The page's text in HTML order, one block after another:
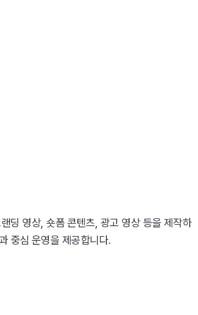
딩 영상, 숏폼 콘텐츠, 광고 영상 등을 제작하
중심 운영을 제공합니다.